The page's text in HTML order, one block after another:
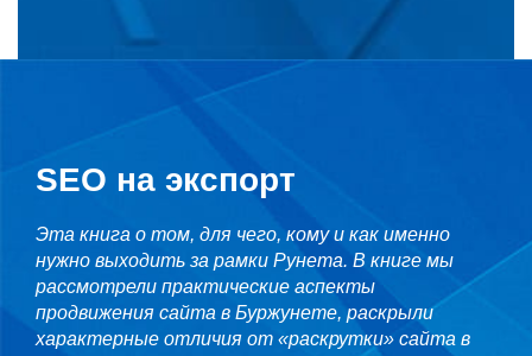
SEO на экспорт
Эта книга о том, для чего, кому и как именно
нужно выходить за рамки Рунета. В книге мы
рассмотрели практические аспекты
продвижения сайта в Буржунете, раскрыли
характерные отличия от «раскрутки» сайта в